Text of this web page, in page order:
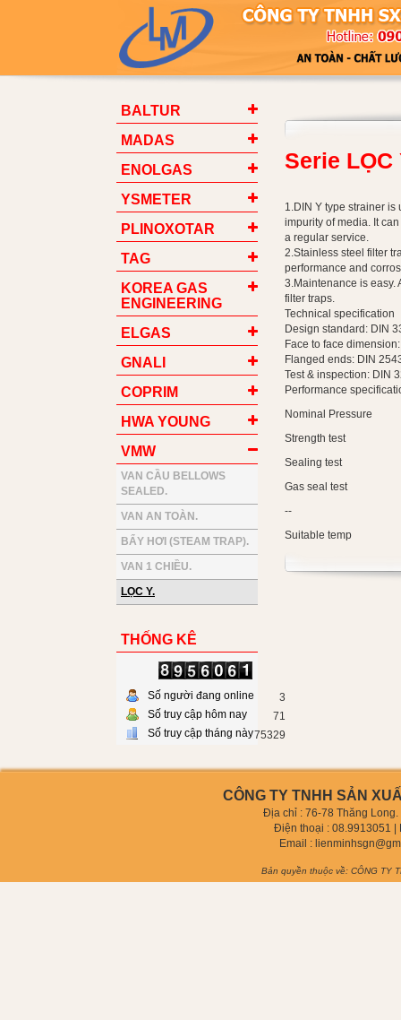
BALTUR
MADAS
ENOLGAS
YSMETER
PLINOXOTAR
TAG
KOREA GAS
ENGINEERING
ELGAS
GNALI
COPRIM
HWA YOUNG
VMW
VAN CẦU BELLOWS
SEALED.
VAN AN TOÀN.
BẨY HƠI (STEAM TRAP).
VAN 1 CHIỀU.
LỌC Y.
THỐNG KÊ
Số người đang online
3
Số truy cập hôm nay
71
Số truy cập tháng này75329
Serie LỌC
1.DIN Y type strainer is
impurity of media. It
a regular service.
2.Stainless steel filter
performance and
3.Maintenance is easy.
filter traps.
Technical specification
Design standard: DIN
Face to face
Flanged ends: DIN
Test & inspection: DIN
Performance
Nominal Pressure
Strength test
Sealing test
Gas seal test
--
Suitable temp
CÔNG TY TNHH SẢN
Địa chỉ : 76-78 Thăng
Điện thoại : 08.9913051
Email :
Bản quyền thuộc về: CÔNG TY